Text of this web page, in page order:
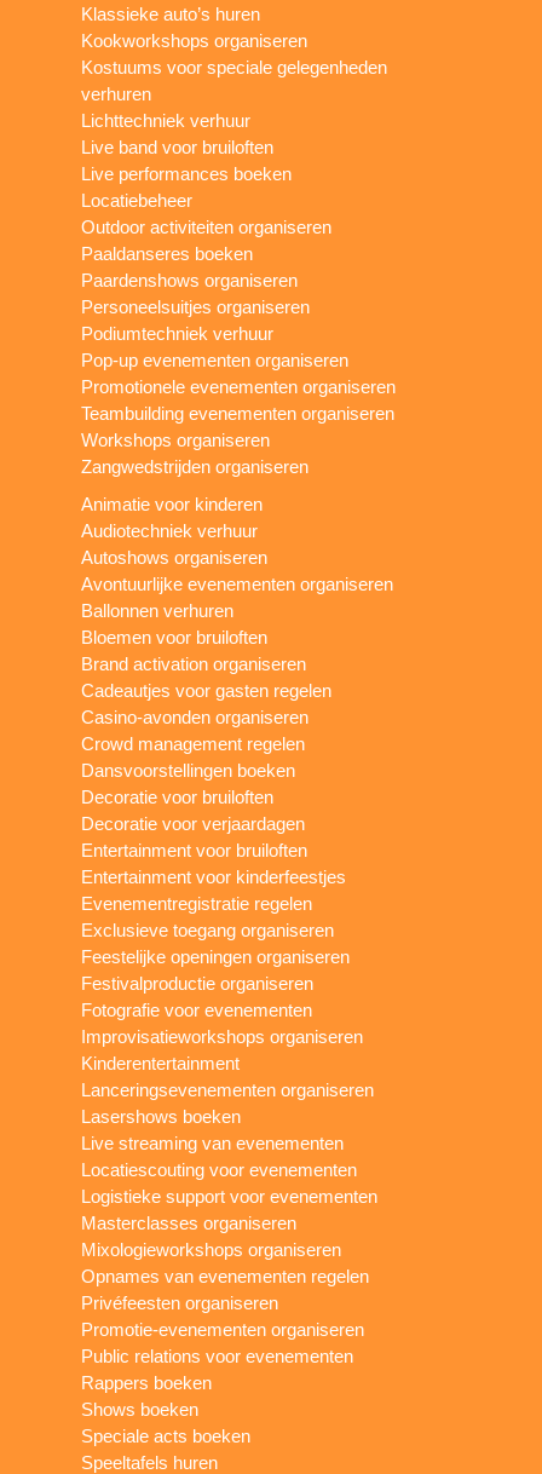
Klassieke auto’s huren
Kookworkshops organiseren
Kostuums voor speciale gelegenheden
verhuren
Lichttechniek verhuur
Live band voor bruiloften
Live performances boeken
Locatiebeheer
Outdoor activiteiten organiseren
Paaldanseres boeken
Paardenshows organiseren
Personeelsuitjes organiseren
Podiumtechniek verhuur
Pop-up evenementen organiseren
Promotionele evenementen organiseren
Teambuilding evenementen organiseren
Workshops organiseren
Zangwedstrijden organiseren
Animatie voor kinderen
Audiotechniek verhuur
Autoshows organiseren
Avontuurlijke evenementen organiseren
Ballonnen verhuren
Bloemen voor bruiloften
Brand activation organiseren
Cadeautjes voor gasten regelen
Casino-avonden organiseren
Crowd management regelen
Dansvoorstellingen boeken
Decoratie voor bruiloften
Decoratie voor verjaardagen
Entertainment voor bruiloften
Entertainment voor kinderfeestjes
Evenementregistratie regelen
Exclusieve toegang organiseren
Feestelijke openingen organiseren
Festivalproductie organiseren
Fotografie voor evenementen
Improvisatieworkshops organiseren
Kinderentertainment
Lanceringsevenementen organiseren
Lasershows boeken
Live streaming van evenementen
Locatiescouting voor evenementen
Logistieke support voor evenementen
Masterclasses organiseren
Mixologieworkshops organiseren
Opnames van evenementen regelen
Privéfeesten organiseren
Promotie-evenementen organiseren
Public relations voor evenementen
Rappers boeken
Shows boeken
Speciale acts boeken
Speeltafels huren